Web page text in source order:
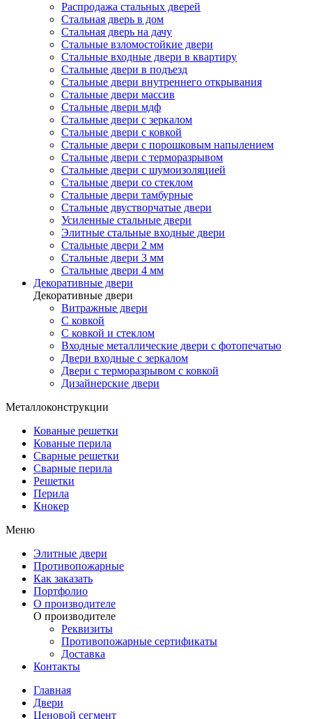
Распродажа стальных дверей
Стальная дверь в дом
Стальная дверь на дачу
Стальные взломостойкие двери
Стальные входные двери в квартиру
Стальные двери в подъезд
Стальные двери внутреннего открывания
Стальные двери массив
Стальные двери мдф
Стальные двери с зеркалом
Стальные двери с ковкой
Стальные двери с порошковым напылением
Стальные двери с терморазрывом
Стальные двери с шумоизоляцией
Стальные двери со стеклом
Стальные двери тамбурные
Стальные двустворчатые двери
Усиленные стальные двери
Элитные стальные входные двери
Стальные двери 2 мм
Стальные двери 3 мм
Стальные двери 4 мм
Декоративные двери
Декоративные двери
Витражные двери
С ковкой
С ковкой и стеклом
Входные металлические двери с фотопечатью
Двери входные с зеркалом
Двери с терморазрывом с ковкой
Дизайнерские двери
Металлоконструкции
Кованые решетки
Кованые перила
Сварные решетки
Сварные перила
Решетки
Перила
Кнокер
Меню
Элитные двери
Противопожарные
Как заказать
Портфолио
О производителе
О производителе
Реквизиты
Противопожарные сертификаты
Доставка
Контакты
Главная
Двери
Ценовой сегмент